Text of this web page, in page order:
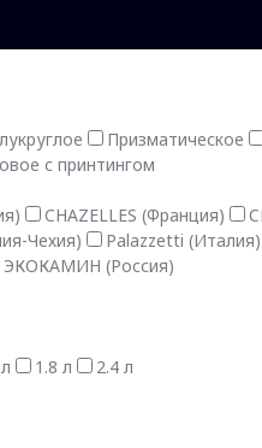
Призматическое
с принтингом
CHAZELLES (Франция)
Чехия) Palazzetti (Италия)
ЭКОКАМИН (Россия)
1.8 л
2.4 л